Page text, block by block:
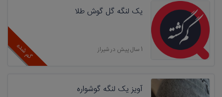
گم شده
یک لنگه گل گوش طلا
1 سال پیش در شیراز
آویز یک لنگه گوشواره